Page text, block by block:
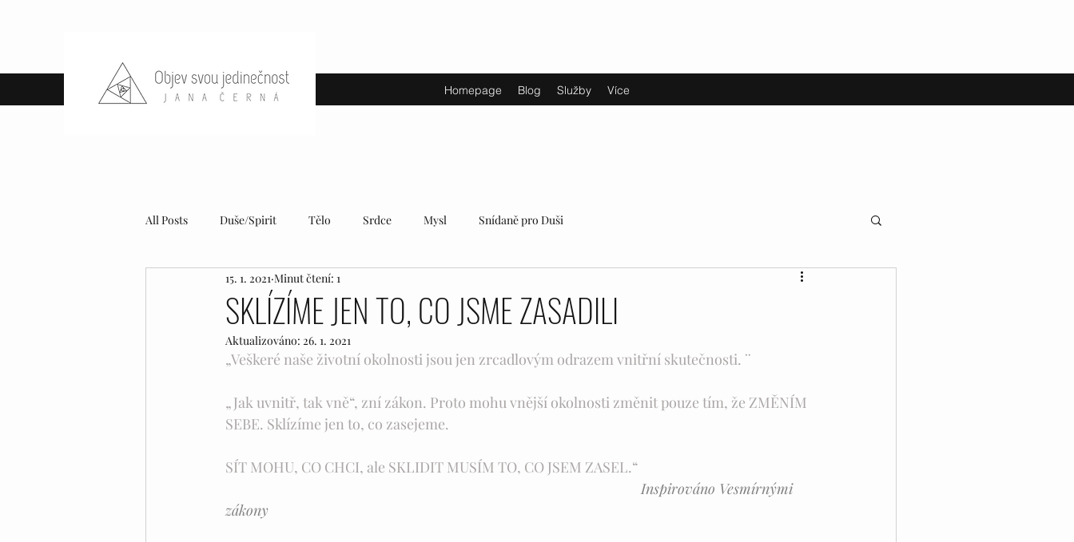
Homepage Blog Služby Více
All Posts Duše/Spirit Tělo Srdce Mysl Snídaně pro Duši
SKLÍZÍME JEN TO, CO JSME ZASADILI
15. 1. 2021 Minut čtení: 1
Aktualizováno: 26. 1. 2021
„Veškeré naše životní okolnosti jsou jen zrcadlovým odrazem vnitřní skutečnosti. ¨
„Jak uvnitř, tak vně“, zní zákon. Proto mohu vnější okolnosti změnit pouze tím, že ZMĚNÍM
SEBE. Sklízíme jen to, co zasejeme.
SÍT MOHU, CO CHCI, ale SKLIDIT MUSÍM TO, CO JSEM ZASEL.“
                                                                                                        Inspirováno Vesmírnými
zákony